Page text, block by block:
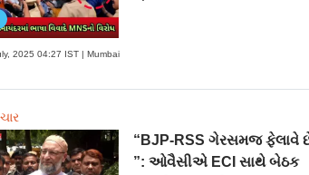
2025 04:27 IST | Mumbai
“BJP-RSS ગેરસમજ ફેલાવે
”: ઓવૈસીએ ECI સાથે બેઠક